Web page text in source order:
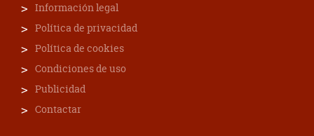
Información legal
Política de privacidad
Política de cookies
Condiciones de uso
Publicidad
Contactar